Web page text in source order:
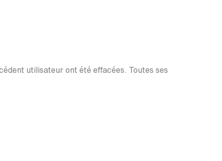
utilisateur ont été effacées. Toutes ses